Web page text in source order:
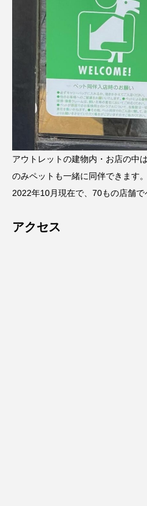
アウトレットの建物内・お店の中
のみペットも一緒に同伴できます。
2022年10月現在で、70もの店舗で
アクセス